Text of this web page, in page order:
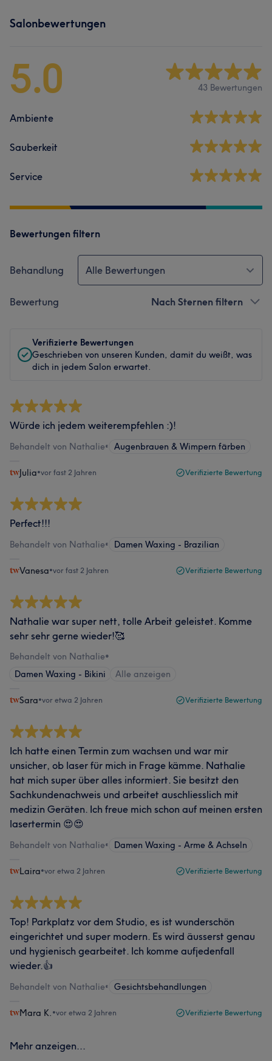
Salonbewertungen
5.0 43 Bewertungen
Ambiente
Sauberkeit
Service
Bewertungen filtern
Behandlung Alle Bewertungen
Bewertung Nach Sternen filtern
Verifizierte Bewertungen
Geschrieben von unseren Kunden, damit du weißt, was
dich in jedem Salon erwartet.
Würde ich jedem weiterempfehlen :)!
Behandelt von Nathalie• Augenbrauen & Wimpern färben
Julia•vor fast 2 Jahren Verifizierte Bewertung
Perfect!!!
Behandelt von Nathalie• Damen Waxing - Brazilian
Vanesa•vor fast 2 Jahren Verifizierte Bewertung
Nathalie war super nett, tolle Arbeit geleistet. Komme
sehr sehr gerne wieder!🥰
Behandelt von Nathalie•
Damen Waxing - Bikini
Alle anzeigen
Sara•vor etwa 2 Jahren Verifizierte Bewertung
Ich hatte einen Termin zum wachsen und war mir
unsicher, ob laser für mich in Frage kämme. Nathalie
hat mich super über alles informiert. Sie besitzt den
Sachkundenachweis und arbeitet auschliesslich mit
medizin Geräten. Ich freue mich schon auf meinen ersten
lasertermin 😍😍
Behandelt von Nathalie• Damen Waxing - Arme & Achseln
Laira•vor etwa 2 Jahren Verifizierte Bewertung
Top! Parkplatz vor dem Studio, es ist wunderschön
eingerichtet und super modern. Es wird äusserst genau
und hygienisch gearbeitet. Ich komme aufjedenfall
wieder.👍
Behandelt von Nathalie• Gesichtsbehandlungen
Mara K. •vor etwa 2 Jahren Verifizierte Bewertung
Mehr anzeigen...